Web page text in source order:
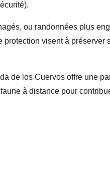
ou randonnées plus
visent à préserver
de los Cuervos offre une
à distance pour